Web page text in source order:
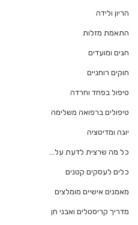
הריון ולידה
התאמת מזלות
חגים ומועדים
חוקים רוחניים
טיפול בפחד וחרדה
טיפולים ברפואה משלימה
יוגה ומדיטציה
כל מה שרצית לדעת על…
כלים לעסקים קטנים
מאמנים אישיים מומלצים
מדריך קריסטלים ואבני חן